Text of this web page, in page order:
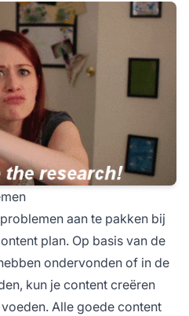
aan te pakken bij
plan. Op basis van de
ondervonden of in de
kun je content creëren
Alle goede content